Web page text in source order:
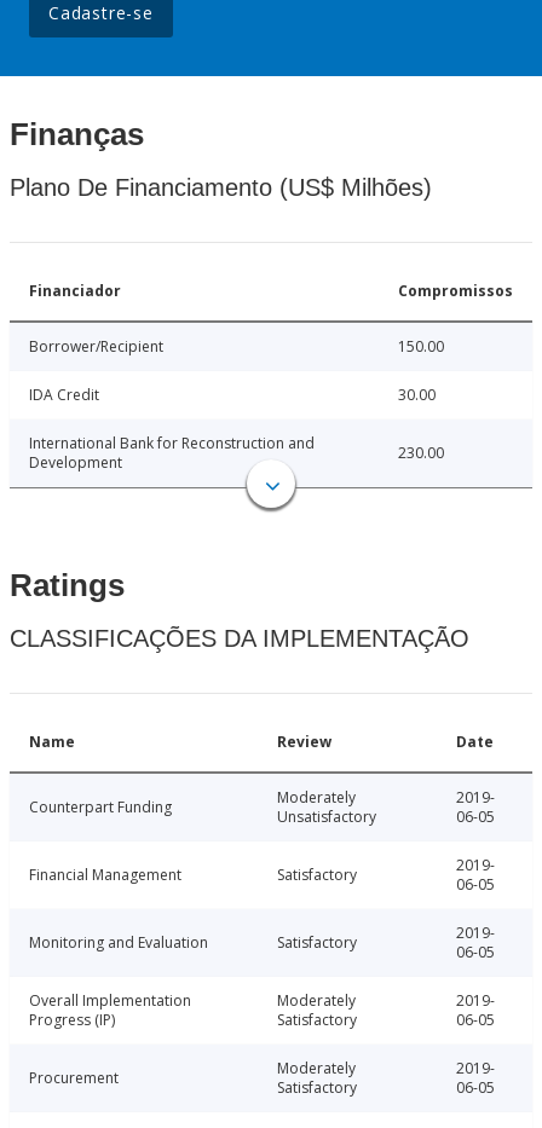
Cadastre-se
Finanças
Plano De Financiamento (US$ Milhões)
Financiador Compromissos
Borrower/Recipient 150.00
IDA Credit 30.00
International Bank for Reconstruction and
Development
230.00
Ratings
CLASSIFICAÇÕES DA IMPLEMENTAÇÃO
Name Review Date
Counterpart Funding
Moderately
Unsatisfactory
2019-
06-05
Financial Management Satisfactory
2019-
06-05
Monitoring and Evaluation Satisfactory
2019-
06-05
Overall Implementation
Progress (IP)
Moderately
Satisfactory
2019-
06-05
Procurement
Moderately
Satisfactory
2019-
06-05